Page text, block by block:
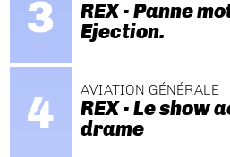
REX - Panne
Ejection.
AVIATION GÉNÉRALE
REX - Le show
drame